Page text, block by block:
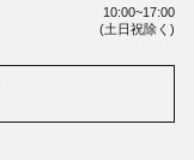
10:00~17:00
(土日祝除く)